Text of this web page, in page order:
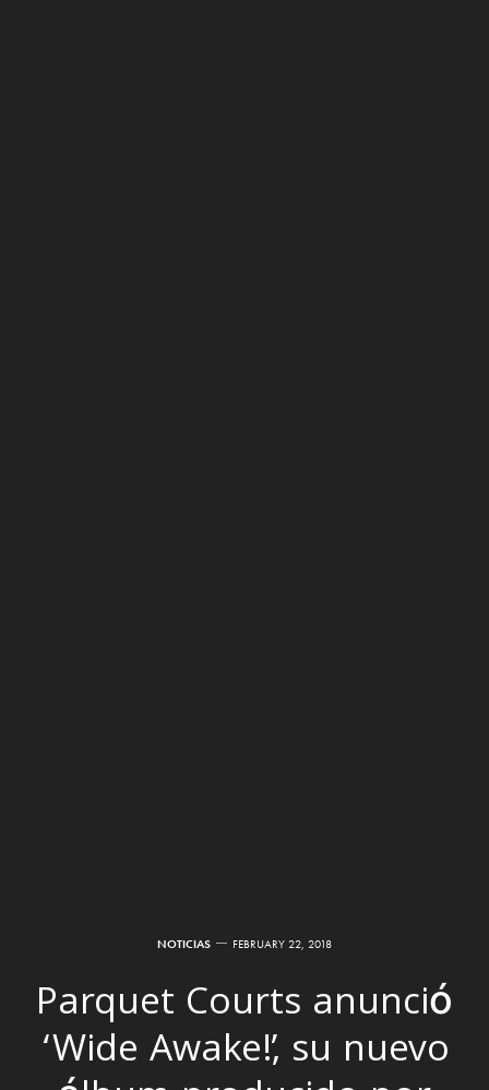
NOTICIAS FEBRUARY 22, 2018
Parquet Courts anunció
‘Wide Awake!’, su nuevo